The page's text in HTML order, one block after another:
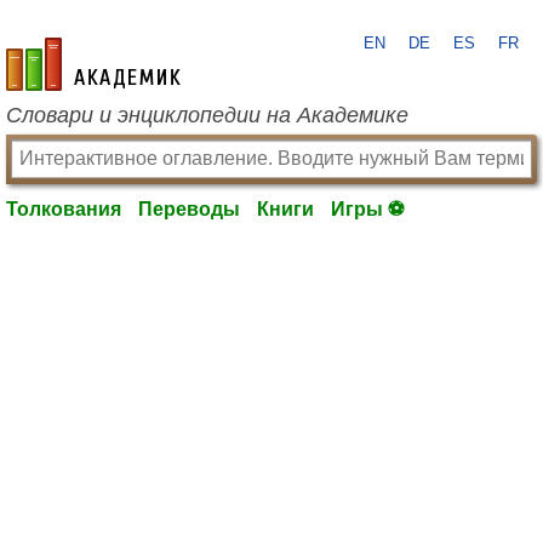
academic.ru
EN DE ES FR
Словари и энциклопедии на Академике
Толкования Переводы Книги Игры ⚽